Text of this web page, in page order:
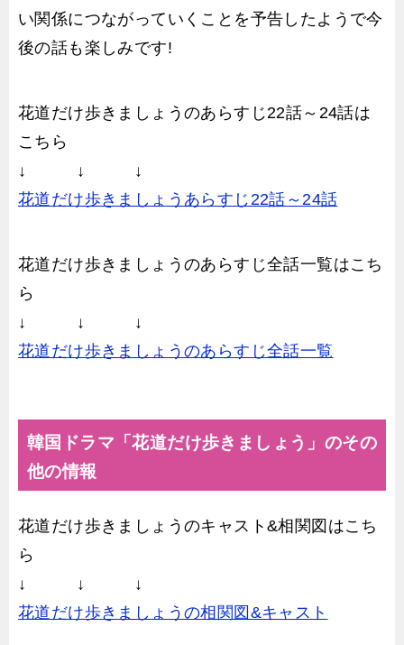
い関係につながっていくことを予告したようで今
後の話も楽しみです!
花道だけ歩きましょうのあらすじ22話～24話は
こちら
↓ ↓ ↓
花道だけ歩きましょうあらすじ22話～24話
花道だけ歩きましょうのあらすじ全話一覧はこち
ら
↓ ↓ ↓
花道だけ歩きましょうのあらすじ全話一覧
韓国ドラマ「花道だけ歩きましょう」のその
他の情報
花道だけ歩きましょうのキャスト&相関図はこち
ら
↓ ↓ ↓
花道だけ歩きましょうの相関図&キャスト